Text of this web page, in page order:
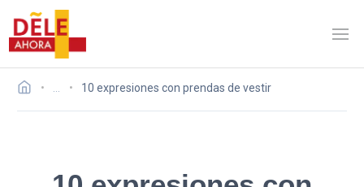
10 expresiones con prendas de vestir